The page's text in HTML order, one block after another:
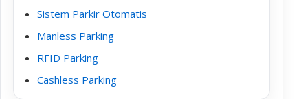
Sistem Parkir Otomatis
Manless Parking
RFID Parking
Cashless Parking